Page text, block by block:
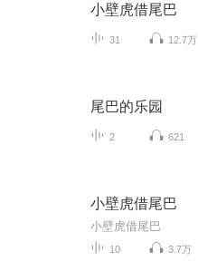
小壁虎借尾巴
31 12.7万
尾巴的乐园
2 621
小壁虎借尾巴
小壁虎借尾巴
10 3.7万